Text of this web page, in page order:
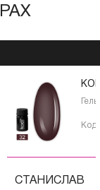
Код
СТАНИСЛАВ